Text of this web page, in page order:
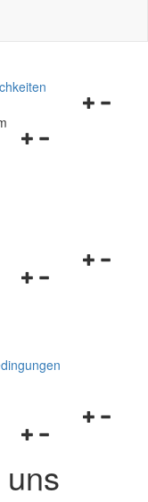
Navigationsmenü
Navigationsmenü
Navigationsmenü
und
schließen